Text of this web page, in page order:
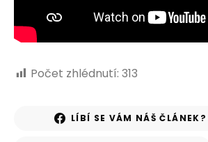
Počet zhlédnutí: 313
LÍBÍ SE VÁM NÁŠ